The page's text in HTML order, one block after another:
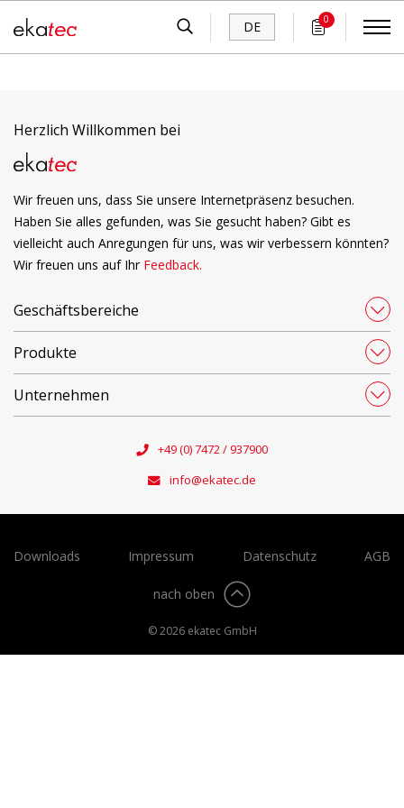
DE 0
Herzlich Willkommen bei
Wir freuen uns, dass Sie unsere Internetpräsenz besuchen.
Haben Sie alles gefunden, was Sie gesucht haben? Gibt es
vielleicht auch Anregungen für uns, was wir verbessern könnten?
Wir freuen uns auf Ihr Feedback.
Geschäftsbereiche
Produkte
Unternehmen
+49 (0) 7472 / 937900
info@ekatec.de
© 2026 ekatec GmbH
Downloads Impressum Datenschutz AGB
nach oben